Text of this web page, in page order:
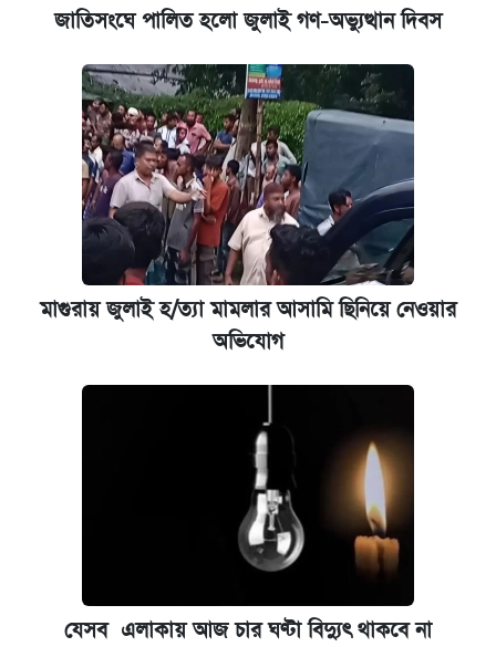
জাতিসংঘে পালিত হলো জুলাই গণ-অভ্যুত্থান দিবস
মাগুরায় জুলাই হ/ত্যা মামলার আসামি ছিনিয়ে নেওয়ার
অভিযোগ
যেসব এলাকায় আজ চার ঘণ্টা বিদ্যুৎ থাকবে না